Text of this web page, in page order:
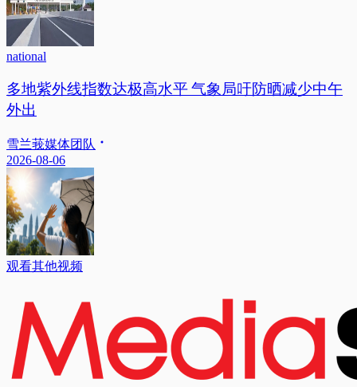
national
多地紫外线指数达极高水平 气象局吁防晒减少中午
外出
雪兰莪媒体团队
2026-08-06
观看其他视频